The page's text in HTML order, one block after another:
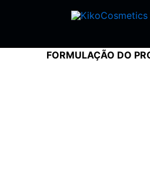
FORMULAÇÃO DO